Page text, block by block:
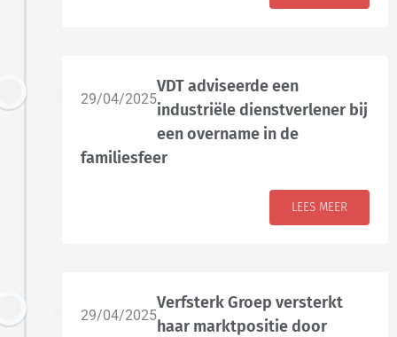
29/04/2025
VDT adviseerde een
industriële dienstverlener bij
een overname in de
familiesfeer
LEES MEER
29/04/2025
Verfsterk Groep versterkt
haar marktpositie door